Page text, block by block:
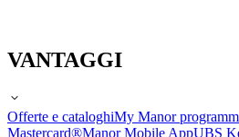
VANTAGGI
Offerte e cataloghiMy Manor
Mastercard®Manor Mobile AppUBS